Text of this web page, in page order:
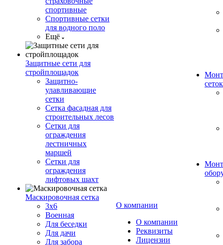
спортивные
Спортивные сетки
для водного поло
Ещё
Защитные сети для
стройплощадок
Защитно-
улавливающие
сетки
Сетка фасадная для
строительных лесов
Сетки для
ограждения
лестничных
маршей
Сетки для
ограждения
лифтовых шахт
Маскировочная сетка
3х6
Военная
Для беседки
Для дачи
Для забора
О компании
О компании
Реквизиты
Лицензии
сеток